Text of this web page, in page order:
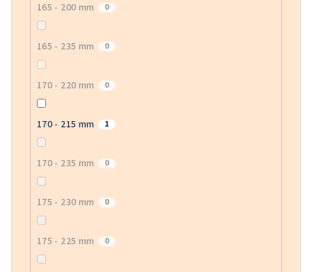
165 - 200 mm 0
165 - 235 mm 0
170 - 220 mm 0
170 - 215 mm 1
170 - 235 mm 0
175 - 230 mm 0
175 - 225 mm 0